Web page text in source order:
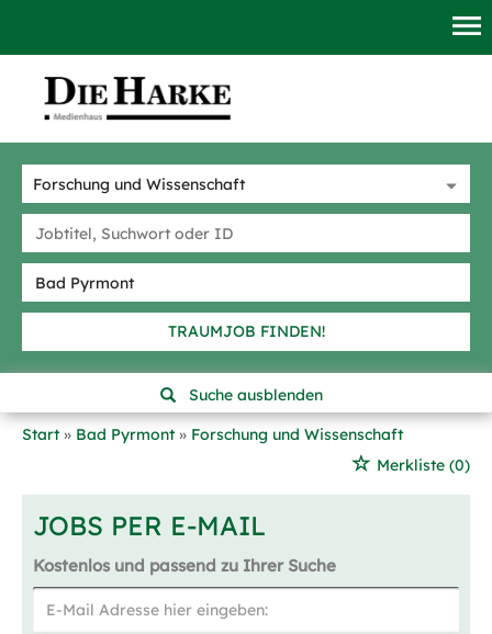
TRAUMJOB FINDEN!
Suche ausblenden
Start
Bad Pyrmont
Forschung und Wissenschaft
Merkliste (0)
JOBS PER E-MAIL
Kostenlos und passend zu Ihrer Suche